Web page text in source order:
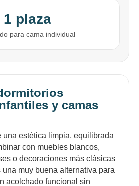
1 plaza
para cama individual
y camas
una estética limpia, equilibrada
con muebles blancos,
o decoraciones más clásicas
muy buena alternativa para
acolchado funcional sin